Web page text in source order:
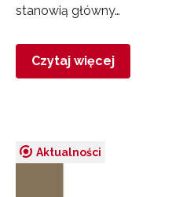
stanowią główny…
Czytaj więcej
Aktualności